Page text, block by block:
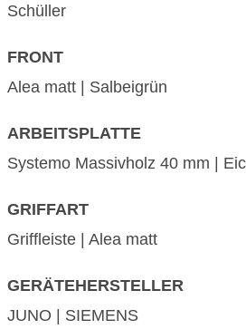
Schüller
FRONT
Alea matt | Salbeigrün
ARBEITSPLATTE
Systemo Massivholz 40 mm |
GRIFFART
Griffleiste | Alea matt
GERÄTEHERSTELLER
JUNO | SIEMENS